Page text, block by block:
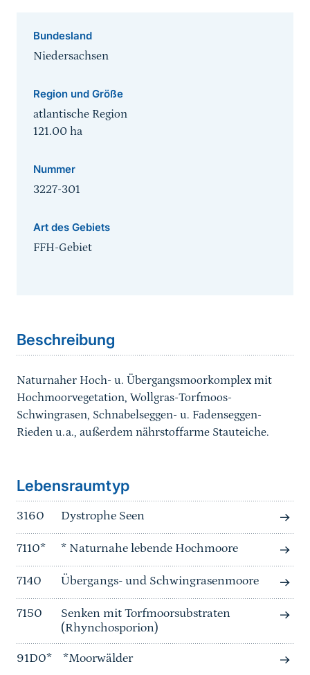
Bundesland
Niedersachsen
Region und Größe
atlantische Region
121.00 ha
Nummer
3227-301
Art des Gebiets
FFH-Gebiet
Beschreibung
Naturnaher Hoch- u. Übergangsmoorkomplex mit
Hochmoorvegetation, Wollgras-Torfmoos-
Schwingrasen, Schnabelseggen- u. Fadenseggen-
Rieden u.a., außerdem nährstoffarme Stauteiche.
Lebensraumtyp
3160 Dystrophe Seen
7110* * Naturnahe lebende Hochmoore
7140 Übergangs- und Schwingrasenmoore
7150
Senken mit Torfmoorsubstraten
(Rhynchosporion)
91D0* *Moorwälder